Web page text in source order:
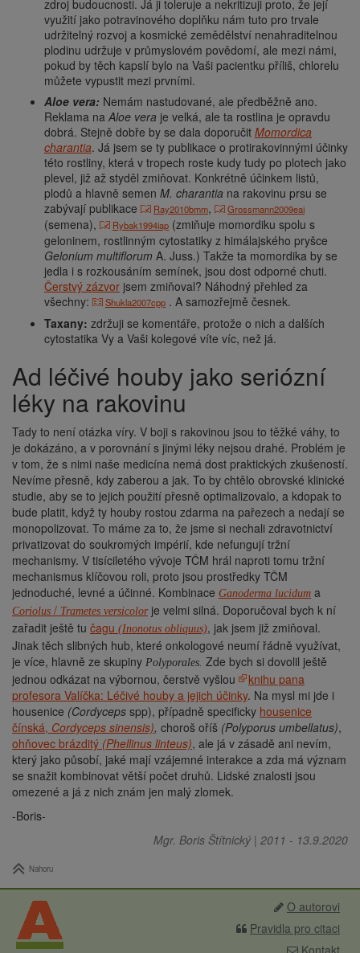
zdroj budoucnosti. Já ji toleruje a nekritizuji proto, že její
využití jako potravinového doplňku nám tuto pro trvale
udržitelný rozvoj a kosmické zemědělství nenahraditelnou
plodinu udržuje v průmyslovém povědomí, ale mezi námi,
pokud by těch kapslí bylo na Vaši pacientku příliš, chlorelu
můžete vypustit mezi prvními.
Aloe vera: Nemám nastudované, ale předběžně ano.
Reklama na Aloe vera je velká, ale ta rostlina je opravdu
dobrá. Stejně dobře by se dala doporučit Momordica
charantia. Já jsem se ty publikace o protirakovinnými účinky
této rostliny, která v tropech roste kudy tudy po plotech jako
plevel, již až styděl zmiňovat. Konkrétně účinkem listů,
plodů a hlavně semen M. charantia na rakovinu prsu se
zabývají publikace
Ray2010bmm, Grossmann2009eai
(semena), Rybak1994iap (zmiňuje momordiku spolu s
geloninem, rostlinným cytostatiky z himálajského pryšce
Gelonium multiflorum A. Juss.) Takže ta momordika by se
jedla i s rozkousáním semínek, jsou dost odporné chuti.
Čerstvý zázvor jsem zmiňoval? Náhodný přehled za
všechny:
Shukla2007cpp . A samozřejmě česnek.
Taxany: zdržuji se komentáře, protože o nich a dalších
cytostatika Vy a Vaši kolegové víte víc, než já.
Ad léčivé houby jako seriózní
léky na rakovinu
Tady to není otázka víry. V boji s rakovinou jsou to těžké váhy, to
je dokázáno, a v porovnání s jinými léky nejsou drahé. Problém je
v tom, že s nimi naše medicína nemá dost praktických zkušeností.
Nevíme přesně, kdy zaberou a jak. To by chtělo obrovské klinické
studie, aby se to jejich použití přesně optimalizovalo, a kdopak to
bude platit, když ty houby rostou zdarma na pařezech a nedají se
monopolizovat. To máme za to, že jsme si nechali zdravotnictví
privatizovat do soukromých impérií, kde nefungují tržní
mechanismy. V tisíciletého vývoje TČM hrál naproti tomu tržní
mechanismus klíčovou roli, proto jsou prostředky TČM
jednoduché, levné a účinné. Kombinace Ganoderma lucidum a
Coriolus / Trametes versicolorje velmi silná. Doporučoval bych k ní
zařadit ještě tu čagu (Inonotus obliquus), jak jsem již zmiňoval.
Jinak těch slibných hub, které onkologové neumí řádně využívat,
je více, hlavně ze skupiny Polyporales. Zde bych si dovolil ještě
jednou odkázat na výbornou, čerstvě vyšlou
knihu pana
profesora Valíčka: Léčivé houby a jejich účinky. Na mysl mi jde i
housenice (Cordyceps spp), případně specificky housenice
čínská, Cordyceps sinensis), choroš oříš (Polyporus umbellatus),
ohňovec brázditý (Phellinus linteus), ale já v zásadě ani nevím,
který jako působí, jaké mají vzájemné interakce a zda má význam
se snažit kombinovat větší počet druhů. Lidské znalosti jsou
omezené a já z nich znám jen malý zlomek.
-Boris-
Mgr. Boris Štítnický | 2011 - 13.9.2020
Nahoru
O autorovi
Pravidla pro citaci
Kontakt